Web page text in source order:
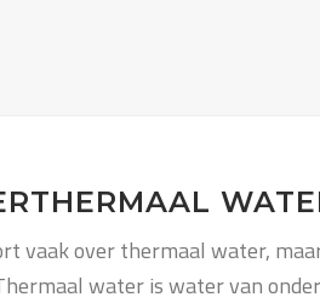
vaak over thermaal water,
water is water van